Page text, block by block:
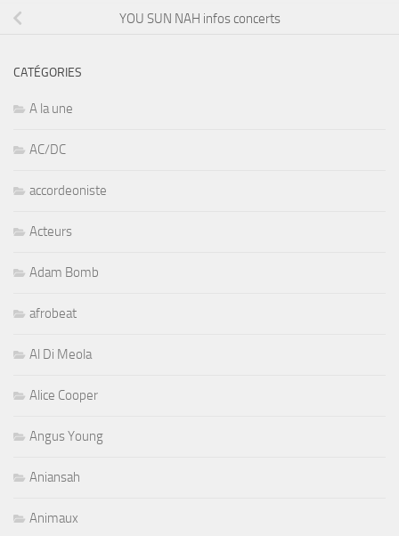
YOU SUN NAH infos concerts
CATÉGORIES
A la une
AC/DC
accordeoniste
Acteurs
Adam Bomb
afrobeat
Al Di Meola
Alice Cooper
Angus Young
Aniansah
Animaux